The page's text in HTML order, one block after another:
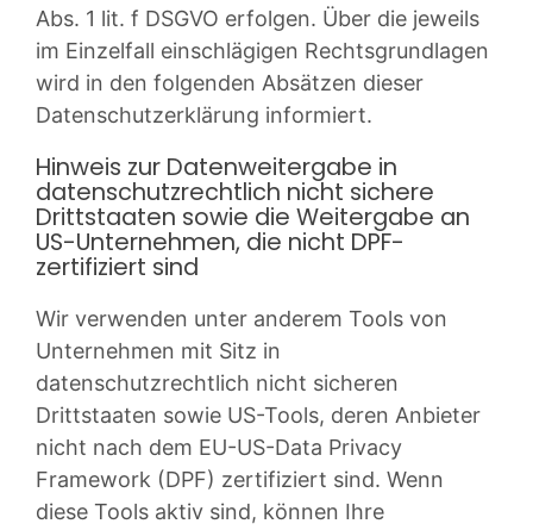
Abs. 1 lit. f DSGVO erfolgen. Über die jeweils
im Einzelfall einschlägigen Rechtsgrundlagen
wird in den folgenden Absätzen dieser
Datenschutzerklärung informiert.
Hinweis zur Datenweitergabe in
datenschutzrechtlich nicht sichere
Drittstaaten sowie die Weitergabe an
US-Unternehmen, die nicht DPF-
zertifiziert sind
Wir verwenden unter anderem Tools von
Unternehmen mit Sitz in
datenschutzrechtlich nicht sicheren
Drittstaaten sowie US-Tools, deren Anbieter
nicht nach dem EU-US-Data Privacy
Framework (DPF) zertifiziert sind. Wenn
diese Tools aktiv sind, können Ihre